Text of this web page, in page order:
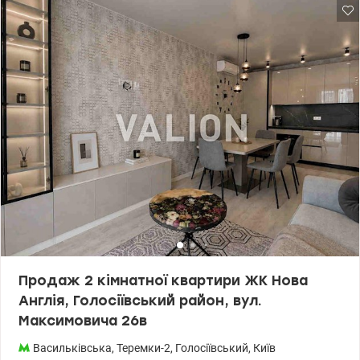
держпрограмами. Характеристики квартири: - площа: загальна
48,2 м2, житлова 18,9 м2, кухня 17,8 м2 - поверх 16/23 -
планування: дві роздільні кімнати 18,9 м2 та 17,8 м2 - без
ремонту, після будівельників Будинок: - введений в
експлуатацію в 2025 році - клас комфорт - монолітно-каркасна
технологія будівництва, стіни газоблок - утеплення мінеральна
вата - висота стелі 2,5-2,73 м - опалення автономне (своя
котельня) - закрита для авто територія - підземний паркінг (ліфт
спускається в підземний паркінг) Інфраструктура: - станція
метро «Васильківська» або Виставковий центр всього 15 хвилин
пішки. - поруч розташовані сучасні державні та приватні дитячі
садочки, школи, ліцеї, мовні центри, медичні установи - великий
спорткомплекс Sport Life з басейном - ВДНГ (Експоцентр
України) - величезна паркова зона, Голосіївський ліс
Телефонуйте для запису на перегляд. Ціна 78500 у.о. 0937470721
Наталя valion.ua/1152493
Продаж 2 кімнатної квартири ЖК Нова
Англія, Голосіївський район, вул.
Максимовича 26в
Васильківська, Теремки-2, Голосіївський, Київ